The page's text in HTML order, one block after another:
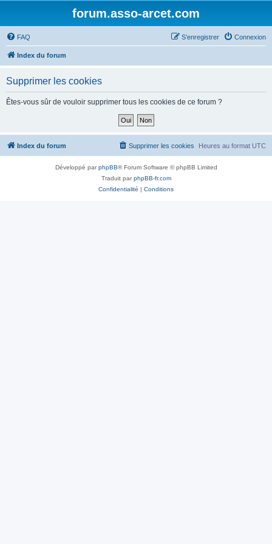
forum.asso-arcet.com
FAQ Connexion
S’enregistrer
Index du forum
Supprimer les cookies
Êtes-vous sûr de vouloir supprimer tous les cookies de ce forum ?
Index du forum Heures au format UTC
Supprimer les cookies
Développé parphpBB® Forum Software © phpBB Limited
Traduit parphpBB-fr.com
Confidentialité | Conditions